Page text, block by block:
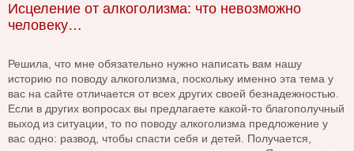
Исцеление от алкоголизма: что невозможно
человеку…
Решила, что мне обязательно нужно написать вам нашу
историю по поводу алкоголизма, поскольку именно эта тема у
вас на сайте отличается от всех других своей безнадежностью.
Если в других вопросах вы предлагаете какой-то благополучный
выход из ситуации, то по поводу алкоголизма предложение у
вас одно: развод, чтобы спасти себя и детей. Получается,